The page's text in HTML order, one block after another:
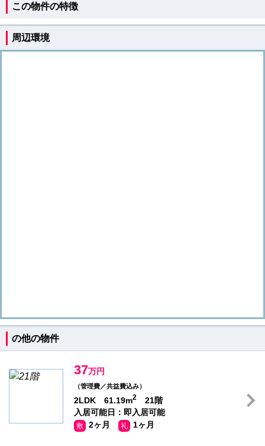
この物件の特徴
周辺環境
の他の物件
37万円
（管理費／共益費込み）
2LDK 61.19m2
21階
入居可能日：即入居可能
敷 2ヶ月 礼 1ヶ月